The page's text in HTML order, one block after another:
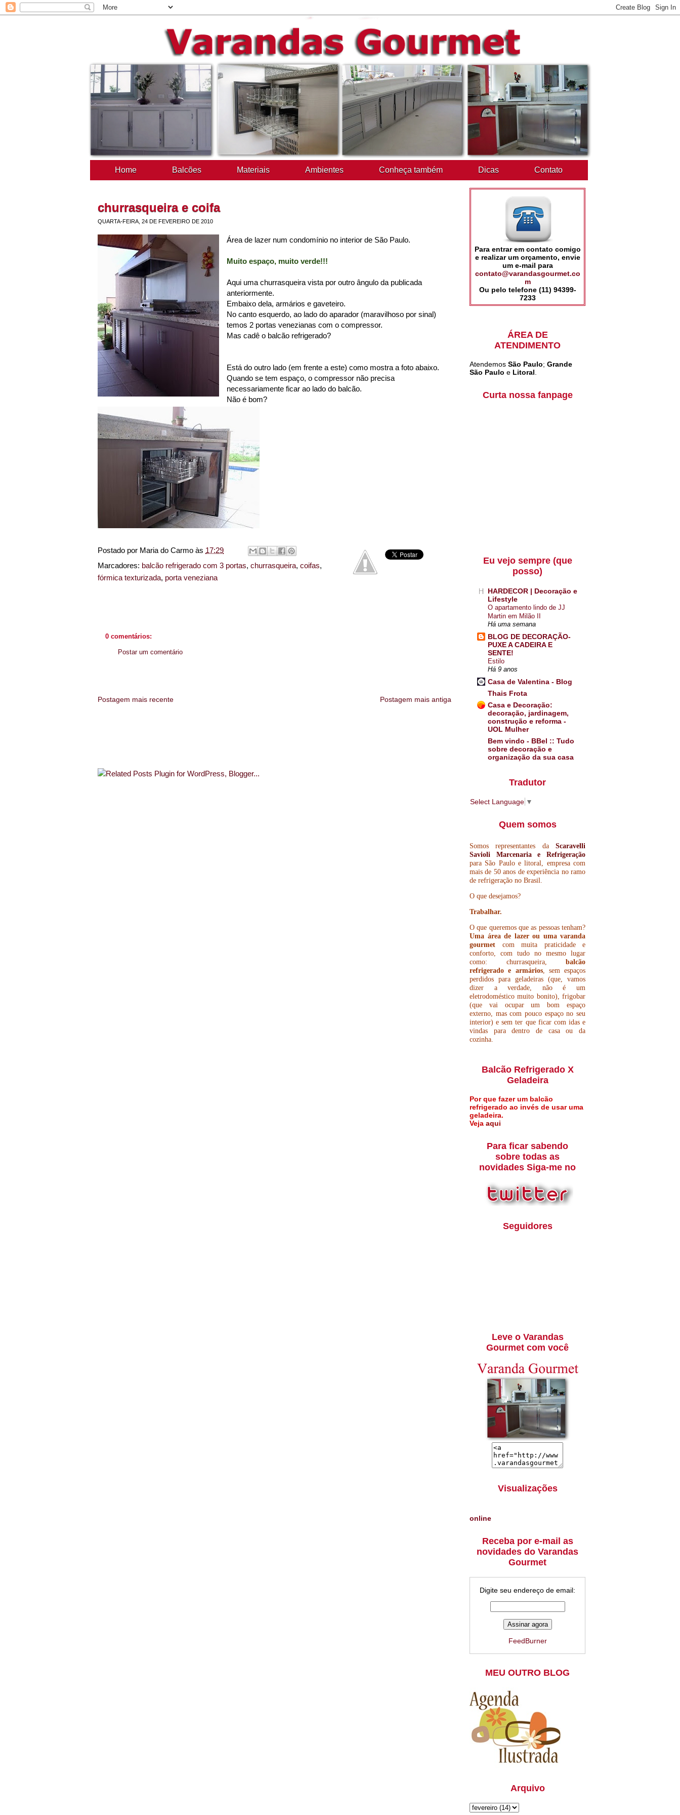
Home Balcões Materiais Ambientes Conheça também Dicas Contato
churrasqueira e coifa
QUARTA-FEIRA, 24 DE FEVEREIRO DE 2010
Área de lazer num condomínio no interior de São Paulo.
Muito espaço, muito verde!!!
Aqui uma churrasqueira vista por outro ângulo da publicada
anteriormente.
Embaixo dela, armários e gaveteiro.
No canto esquerdo, ao lado do aparador (maravilhoso por sinal)
temos 2 portas venezianas com o compressor.
Mas cadê o balcão refrigerado?
Está do outro lado (em frente a este) como mostra a foto abaixo.
Quando se tem espaço, o compressor não precisa
necessariamente ficar ao lado do balcão.
Não é bom?
Postado por Maria do Carmo às 17:29
Marcadores: balcão refrigerado com 3 portas, churrasqueira, coifas,
fórmica texturizada, porta veneziana
0 comentários:
Postar um comentário
Postagem mais recente Postagem mais antiga
Para entrar em contato comigo
e realizar um orçamento, envie
um e-mail para
contato@varandasgourmet.co
m
Ou pelo telefone (11) 94399-
7233
ÁREA DE
ATENDIMENTO
Atendemos São Paulo; Grande
São Paulo e Litoral
Curta nossa fanpage
Eu vejo sempre (que
posso)
HARDECOR | Decoração e
Lifestyle
O apartamento lindo de JJ
Martin em Milão II
Há uma semana
BLOG DE DECORAÇÃO-
PUXE A CADEIRA E
SENTE!
Estilo
Há 9 anos
Casa de Valentina - Blog
Thais Frota
Casa e Decoração:
decoração, jardinagem,
construção e reforma -
UOL Mulher
Bem vindo - BBel :: Tudo
sobre decoração e
organização da sua casa
Tradutor
Select Language ▼
Quem somos
Somos representantes da Scaravelli
Savioli Marcenaria e Refrigeração
para São Paulo e litoral, empresa com
mais de 50 anos de experiência no ramo
de refrigeração no Brasil.
O que desejamos?
Trabalhar.
O que queremos que as pessoas tenham?
Uma área de lazer ou uma varanda
gourmet com muita praticidade e
conforto, com tudo no mesmo lugar
como: churrasqueira, balcão
refrigerado e armários, sem espaços
perdidos para geladeiras (que, vamos
dizer a verdade, não é um
eletrodoméstico muito bonito), frigobar
(que vai ocupar um bom espaço
externo, mas com pouco espaço no seu
interior) e sem ter que ficar com idas e
vindas para dentro de casa ou da
cozinha.
Balcão Refrigerado X
Geladeira
Por que fazer um balcão
refrigerado ao invés de usar uma
geladeira.
Veja aqui
Para ficar sabendo
sobre todas as
novidades Siga-me no
Seguidores
Leve o Varandas
Gourmet com você
Visualizações
online
Receba por e-mail as
novidades do Varandas
Gourmet
Digite seu endereço de email:
FeedBurner
MEU OUTRO BLOG
Arquivo